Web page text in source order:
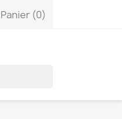
Panier (0)